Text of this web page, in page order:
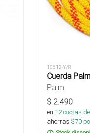
10612-Y/R
Cuerda
Palm
$ 2.490
en 12cuotas
ahorras $70